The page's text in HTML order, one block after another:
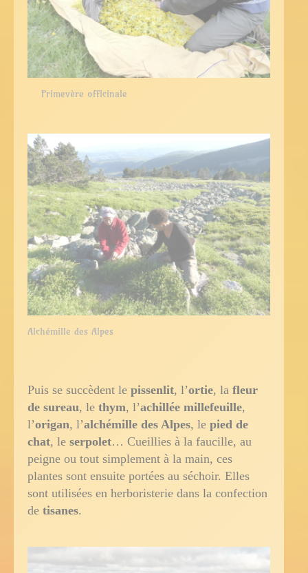
Primevère officinale
Alchémille des Alpes
Puis se succèdent le pissenlit, l’ortie, la fleur
de sureau, le thym, l’achillée millefeuille,
l’origan, l’alchémille des Alpes, le pied de
chat, le serpolet… Cueillies à la faucille, au
peigne ou tout simplement à la main, ces
plantes sont ensuite portées au séchoir. Elles
sont utilisées en herboristerie dans la confection
de tisanes.